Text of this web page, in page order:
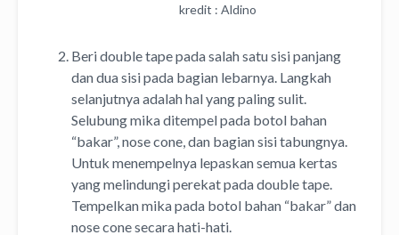
kredit : Aldino
Beri double tape pada salah satu sisi panjang
dan dua sisi pada bagian lebarnya. Langkah
selanjutnya adalah hal yang paling sulit.
Selubung mika ditempel pada botol bahan
“bakar”, nose cone, dan bagian sisi tabungnya.
Untuk menempelnya lepaskan semua kertas
yang melindungi perekat pada double tape.
Tempelkan mika pada botol bahan “bakar” dan
nose cone secara hati-hati.